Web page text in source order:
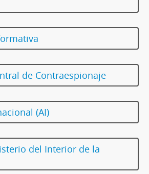
de Contraespionaje
(AI)
del Interior de la